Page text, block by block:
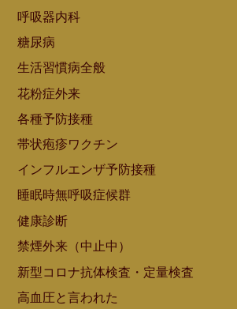
呼吸器内科
糖尿病
生活習慣病全般
花粉症外来
各種予防接種
帯状疱疹ワクチン
インフルエンザ予防接種
睡眠時無呼吸症候群
健康診断
禁煙外来（中止中）
新型コロナ抗体検査・定量検査
高血圧と言われた